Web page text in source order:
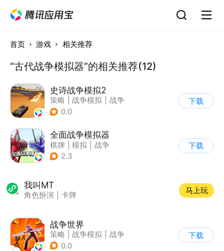
首页 游戏 相关推荐
“古代战争模拟器”的相关推荐(12)
史诗战争模拟2
策略 战争模拟
战争
| 卡通
0.0
下载
全面战争模拟器
棋牌 模拟
战争
| 像素风
2.3
下载
我叫MT
角色扮演 卡牌
马上玩
战争世界
策略 战争模拟
战争
| 卡通
0.0
下载